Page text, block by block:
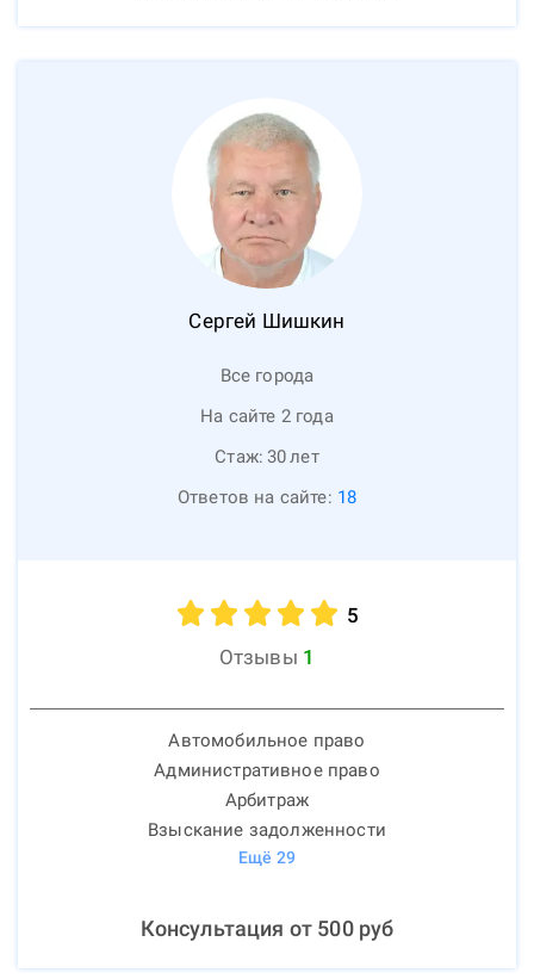
Сергей Шишкин
Все города
На сайте 2 года
Стаж: 30лет
Ответов на сайте: 18
5
Отзывы 1
Автомобильное право
Административное право
Арбитраж
Взыскание задолженности
Ещё 29
Консультация от 500руб